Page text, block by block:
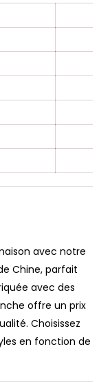
avec notre
Chine, parfait
avec des
offre un prix
Choisissez
en fonction de